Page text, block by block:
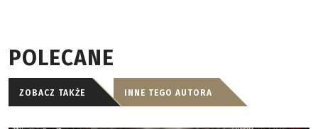
POLECANE
ZOBACZ TAKŻE INNE TEGO AUTORA